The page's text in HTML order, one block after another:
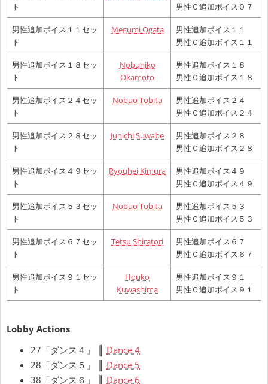
ト
男性Ｃ追加ボイス０７
男性追加ボイス１１セッ
ト
Megumi Ogata
男性追加ボイス１１
男性Ｃ追加ボイス１１
男性追加ボイス１８セッ
ト
Nobuhiko
Okamoto
男性追加ボイス１８
男性Ｃ追加ボイス１８
男性追加ボイス２４セッ
ト
Nobuo Tobita
男性追加ボイス２４
男性Ｃ追加ボイス２４
男性追加ボイス２８セッ
ト
Junichi Suwabe
男性追加ボイス２８
男性Ｃ追加ボイス２８
男性追加ボイス４９セッ
ト
Ryouhei Kimura
男性追加ボイス４９
男性Ｃ追加ボイス４９
男性追加ボイス５３セッ
ト
Nobuo Tobita
男性追加ボイス５３
男性Ｃ追加ボイス５３
男性追加ボイス６７セッ
ト
Tetsu Shiratori
男性追加ボイス６７
男性Ｃ追加ボイス６７
男性追加ボイス９１セッ
ト
Houko
Kuwashima
男性追加ボイス９１
男性Ｃ追加ボイス９１
Lobby Actions
27「ダンス４」 ║ Dance 4
28「ダンス５」 ║ Dance 5
38「ダンス６」 ║ Dance 6